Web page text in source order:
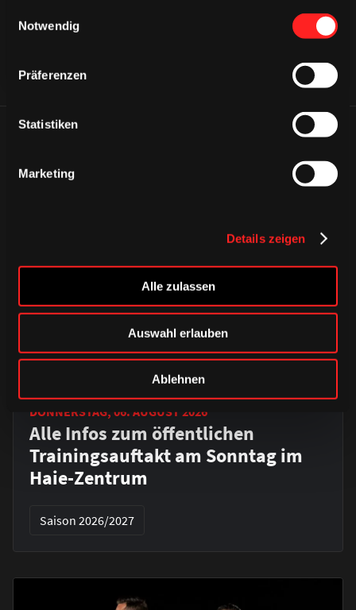
Notwendig
Präferenzen
Statistiken
Marketing
Details zeigen
Alle zulassen
Auswahl erlauben
Ablehnen
DONNERSTAG, 06. AUGUST 2026
Alle Infos zum öffentlichen
Trainingsauftakt am Sonntag im
Haie-Zentrum
Saison 2026/2027